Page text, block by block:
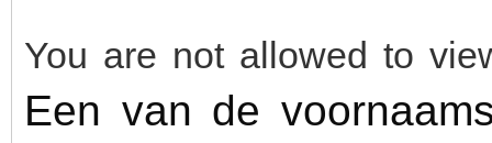
You are not allowed to
Een van de